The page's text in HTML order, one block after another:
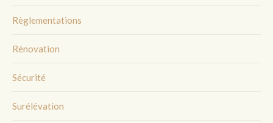
Règlementations
Rénovation
Sécurité
Surélévation